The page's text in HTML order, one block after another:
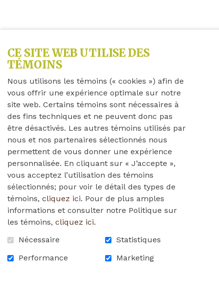
CE SITE WEB UTILISE DES
TÉMOINS
Nous utilisons les témoins (« cookies ») afin de
vous offrir une expérience optimale sur notre
site web. Certains témoins sont nécessaires à
des fins techniques et ne peuvent donc pas
être désactivés. Les autres témoins utilisés par
nous et nos partenaires sélectionnés nous
permettent de vous donner une expérience
personnalisée. En cliquant sur « J’accepte »,
vous acceptez l’utilisation des témoins
sélectionnés; pour voir le détail des types de
témoins, cliquez ici. Pour de plus amples
informations et consulter notre Politique sur
les témoins, cliquez ici.
Nécessaire
Statistiques
Performance
Marketing